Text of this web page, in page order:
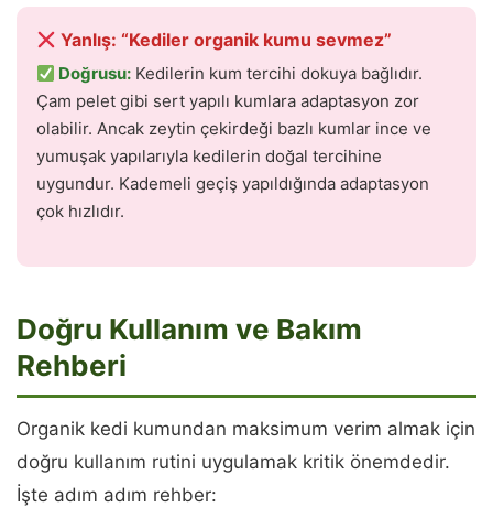
Yanlış: “Kediler organik kumu sevmez”
Doğrusu: Kedilerin kum tercihi dokuya bağlıdır.
Çam pelet gibi sert yapılı kumlara adaptasyon zor
olabilir. Ancak zeytin çekirdeği bazlı kumlar ince ve
yumuşak yapılarıyla kedilerin doğal tercihine
uygundur. Kademeli geçiş yapıldığında adaptasyon
çok hızlıdır.
Doğru Kullanım ve Bakım
Rehberi
Organik kedi kumundan maksimum verim almak için
doğru kullanım rutini uygulamak kritik önemdedir.
İşte adım adım rehber: